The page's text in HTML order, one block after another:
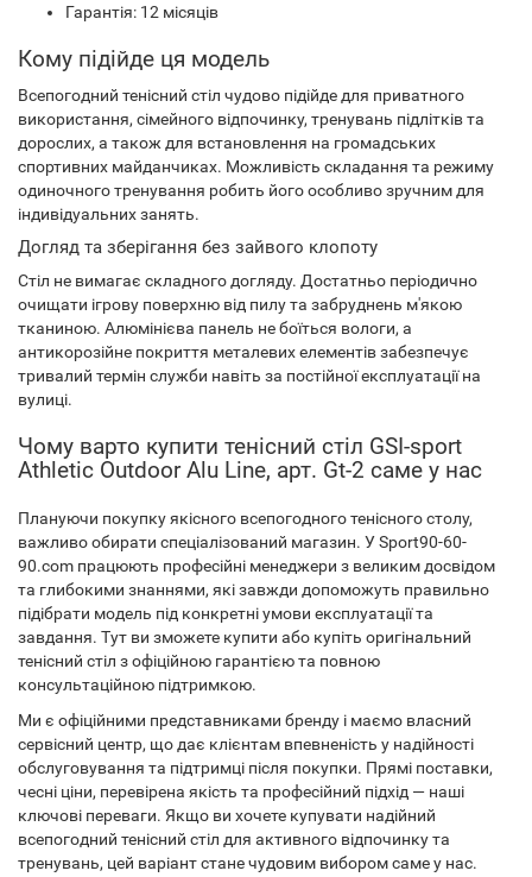
Гарантія: 12 місяців
Кому підійде ця модель
Всепогодний тенісний стіл чудово підійде для приватного
використання, сімейного відпочинку, тренувань підлітків та
дорослих, а також для встановлення на громадських
спортивних майданчиках. Можливість складання та режиму
одиночного тренування робить його особливо зручним для
індивідуальних занять.
Догляд та зберігання без зайвого клопоту
Стіл не вимагає складного догляду. Достатньо періодично
очищати ігрову поверхню від пилу та забруднень м'якою
тканиною. Алюмінієва панель не боїться вологи, а
антикорозійне покриття металевих елементів забезпечує
тривалий термін служби навіть за постійної експлуатації на
вулиці.
Чому варто купити тенісний стіл GSI-sport
Athletic Outdoor Alu Line, арт. Gt-2 саме у нас
Плануючи покупку якісного всепогодного тенісного столу,
важливо обирати спеціалізований магазин. У Sport90-60-
90.com працюють професійні менеджери з великим досвідом
та глибокими знаннями, які завжди допоможуть правильно
підібрати модель під конкретні умови експлуатації та
завдання. Тут ви зможете купити або купіть оригінальний
тенісний стіл з офіційною гарантією та повною
консультаційною підтримкою.
Ми є офіційними представниками бренду і маємо власний
сервісний центр, що дає клієнтам впевненість у надійності
обслуговування та підтримці після покупки. Прямі поставки,
чесні ціни, перевірена якість та професійний підхід — наші
ключові переваги. Якщо ви хочете купувати надійний
всепогодний тенісний стіл для активного відпочинку та
тренувань, цей варіант стане чудовим вибором саме у нас.